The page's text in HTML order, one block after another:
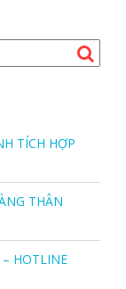
TÍCH HỢP
THÂN
HOTLINE